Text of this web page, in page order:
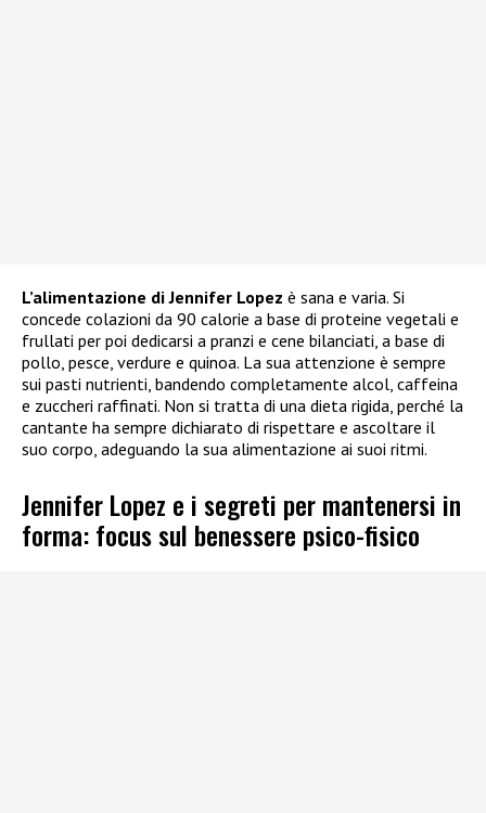
L’alimentazione di Jennifer Lopez è sana e varia. Si
concede colazioni da 90 calorie a base di proteine vegetali e
frullati per poi dedicarsi a pranzi e cene bilanciati, a base di
pollo, pesce, verdure e quinoa. La sua attenzione è sempre
sui pasti nutrienti, bandendo completamente alcol, caffeina
e zuccheri raffinati. Non si tratta di una dieta rigida, perché la
cantante ha sempre dichiarato di rispettare e ascoltare il
suo corpo, adeguando la sua alimentazione ai suoi ritmi.
Jennifer Lopez e i segreti per mantenersi in
forma: focus sul benessere psico-fisico